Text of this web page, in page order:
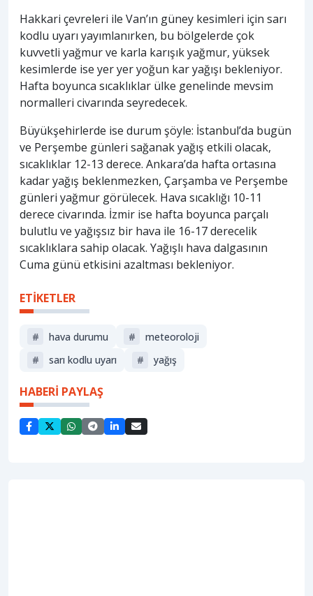
Hakkari çevreleri ile Van’ın güney kesimleri için sarı
kodlu uyarı yayımlanırken, bu bölgelerde çok
kuvvetli yağmur ve karla karışık yağmur, yüksek
kesimlerde ise yer yer yoğun kar yağışı bekleniyor.
Hafta boyunca sıcaklıklar ülke genelinde mevsim
normalleri civarında seyredecek.
Büyükşehirlerde ise durum şöyle: İstanbul’da bugün
ve Perşembe günleri sağanak yağış etkili olacak,
sıcaklıklar 12-13 derece. Ankara’da hafta ortasına
kadar yağış beklenmezken, Çarşamba ve Perşembe
günleri yağmur görülecek. Hava sıcaklığı 10-11
derece civarında. İzmir ise hafta boyunca parçalı
bulutlu ve yağışsız bir hava ile 16-17 derecelik
sıcaklıklara sahip olacak. Yağışlı hava dalgasının
Cuma günü etkisini azaltması bekleniyor.
ETİKETLER
# hava durumu #
meteoroloji
#
sarı kodlu uyarı # yağış
HABERİ PAYLAŞ